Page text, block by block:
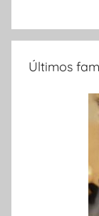
Últimos